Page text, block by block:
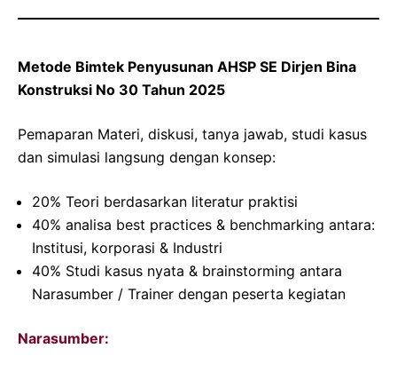
Metode Bimtek Penyusunan AHSP SE Dirjen Bina
Konstruksi No 30 Tahun 2025
Pemaparan Materi, diskusi, tanya jawab, studi kasus
dan simulasi langsung dengan konsep:
20% Teori berdasarkan literatur praktisi
40% analisa best practices & benchmarking antara:
Institusi, korporasi & Industri
40% Studi kasus nyata & brainstorming antara
Narasumber / Trainer dengan peserta kegiatan
Narasumber: